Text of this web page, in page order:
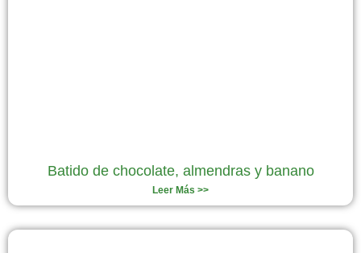
Batido de chocolate, almendras y banano
Leer Más >>